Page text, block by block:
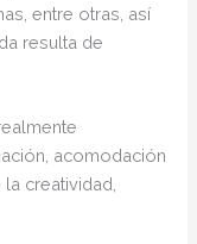
entre otras, así
resulta de
acomodación
creatividad,